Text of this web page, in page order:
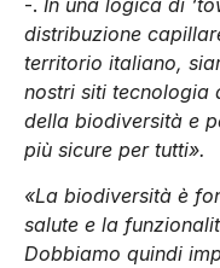
distribuzione
territorio italiano,
nostri siti tecnologia
della biodiversità e
più sicure per tutti».
«La biodiversità è
salute e la
Dobbiamo quindi